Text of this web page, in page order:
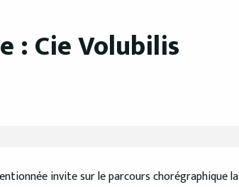
: Cie Volubilis
invite sur le parcours chorégraphique la